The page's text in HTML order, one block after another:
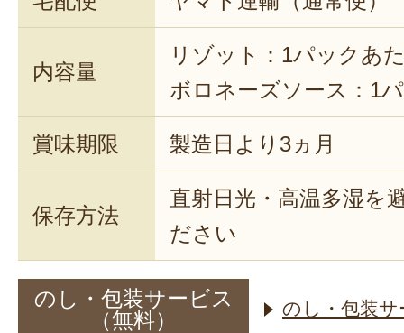
内容量
リゾット：1パックあ
ボロネーズソース：1
賞味期限 製造日より3ヵ月
保存方法
直射日光・高温多湿を
ださい
のし・包装サービス
（無料）
のし・包装